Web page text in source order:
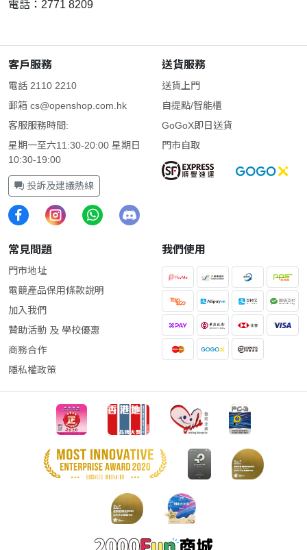
電話：2771 8209
客戶服務
電話 2110 2210
郵箱 cs@openshop.com.hk
客服服務時間:
星期一至六11:30-20:00 星期日
10:30-19:00
投訴及建議熱線
送貨服務
送貨上門
自提點/智能櫃
GoGoX即日送貨
門市自取
常見問題
門市地址
電競產品保用條款說明
加入我們
贊助活動 及 學校優惠
商務合作
隱私權政策
我們使用